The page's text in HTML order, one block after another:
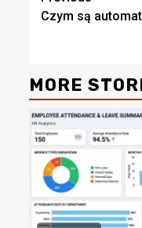
Reading
Czym są
MORE